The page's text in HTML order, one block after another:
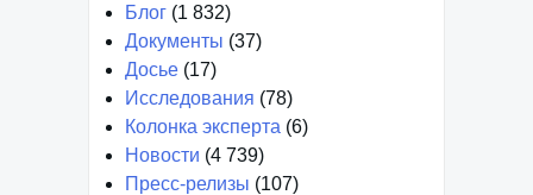
Блог (1 832)
Документы (37)
Досье (17)
Исследования (78)
Колонка эксперта (6)
Новости (4 739)
Пресс-релизы (107)